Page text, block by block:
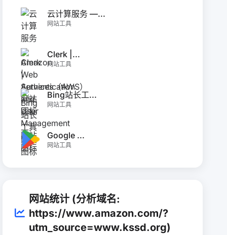
云计算服务 —...
网站工具
Clerk |...
网站工具
Bing站长工...
网站工具
Google ...
网站工具
网站统计 (分析域名:
https://www.amazon.com/?
utm_source=www.kssd.org)